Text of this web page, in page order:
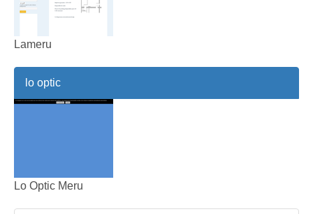
Lameru
lo optic
Lo Optic Meru